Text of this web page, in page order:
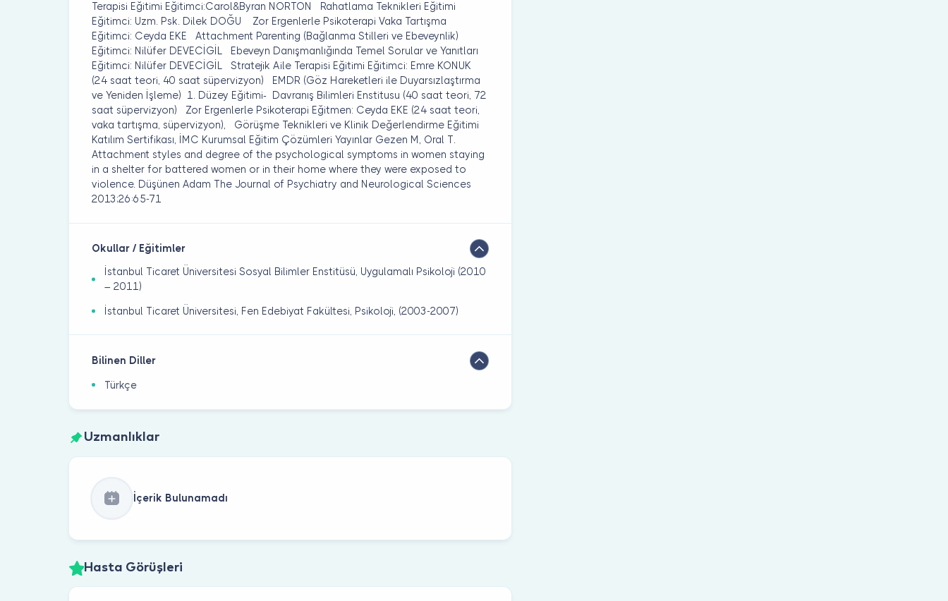
Terapisi Eğitimi Eğitimci:Carol&Byran NORTON Rahatlama Teknikleri Eğitimi
Eğitimci: Uzm. Psk. Dilek DOĞU Zor Ergenlerle Psikoterapi Vaka Tartışma
Eğitimci: Ceyda EKE Attachment Parenting (Bağlanma Stilleri ve Ebeveynlik)
Eğitimci: Nilüfer DEVECİGİL Ebeveyn Danışmanlığında Temel Sorular ve Yanıtları
Eğitimci: Nilüfer DEVECİGİL Stratejik Aile Terapisi Eğitimi Eğitimci: Emre KONUK
(24 saat teori, 40 saat süpervizyon) EMDR (Göz Hareketleri ile Duyarsızlaştırma
ve Yeniden İşleme) 1. Düzey Eğitimi- Davranış Bilimleri Enstitusu (40 saat teori, 72
saat süpervizyon) Zor Ergenlerle Psikoterapi Eğitmen: Ceyda EKE (24 saat teori,
vaka tartışma, süpervizyon), Görüşme Teknikleri ve Klinik Değerlendirme Eğitimi
Katılım Sertifikası, İMC Kurumsal Eğitim Çözümleri Yayınlar Gezen M, Oral T.
Attachment styles and degree of the psychological symptoms in women staying
in a shelter for battered women or in their home where they were exposed to
violence. Düşünen Adam The Journal of Psychiatry and Neurological Sciences
2013;26:65-71
Okullar / Eğitimler
İstanbul Ticaret Üniversitesi Sosyal Bilimler Enstitüsü, Uygulamalı Psikoloji (2010
– 2011)
İstanbul Ticaret Üniversitesi, Fen Edebiyat Fakültesi, Psikoloji, (2003-2007)
Bilinen Diller
Türkçe
Uzmanlıklar
İçerik Bulunamadı
Hasta Görüşleri